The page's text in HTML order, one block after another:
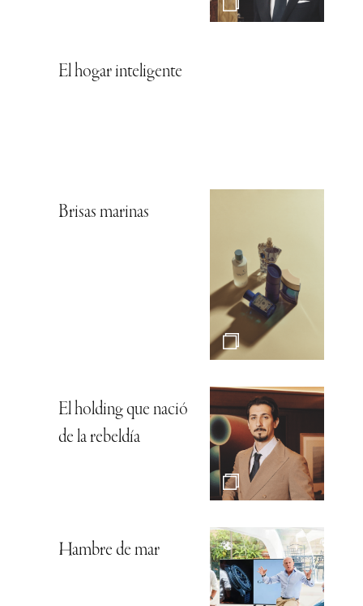
El hogar inteligente
Brisas marinas
El holding que nació
de la rebeldía
Hambre de mar